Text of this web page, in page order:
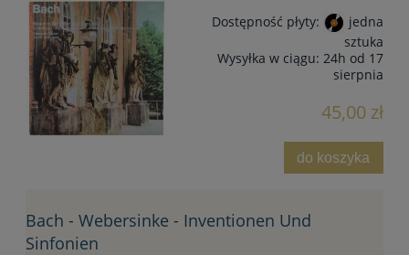
Dostępność płyty:
jedna
sztuka
Wysyłka w ciągu: 24h od 17
sierpnia
45,00 zł
do koszyka
Bach - Webersinke - Inventionen Und
Sinfonien